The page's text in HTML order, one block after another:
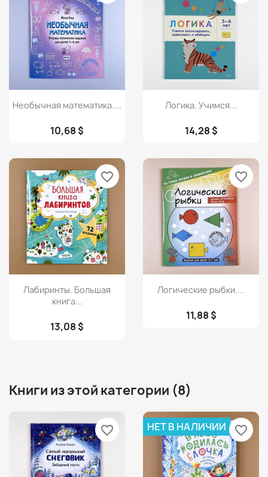
Просмотр
Необычная математика....
10,68 $
Просмотр
Логика. Учимся...
14,28 $
Просмотр
Лабиринты. Большая
книга...
13,08 $
favorite_border
Просмотр
Логические рыбки....
11,88 $
favorite_border
Книги из этой категории (8)
favorite_border НЕТ В НАЛИЧИИ favorite_border